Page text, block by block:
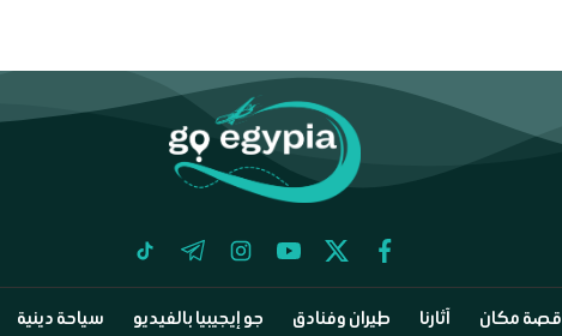
facebook
twitter
youtube
instagram
telegram
tiktok
قصة مكان آثارنا طيران وفنادق جو إيجيبيا بالفيديو سياحة دينية